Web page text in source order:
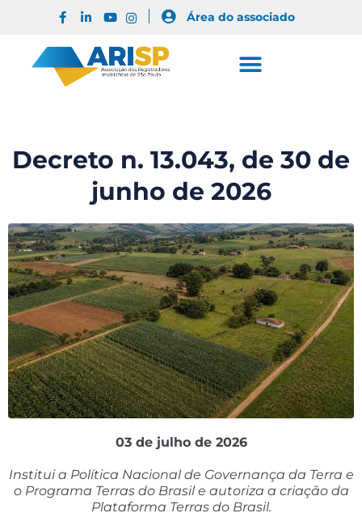
Área do associado
Decreto n. 13.043, de 30 de
junho de 2026
03 de julho de 2026
Institui a Política Nacional de Governança da Terra e
o Programa Terras do Brasil e autoriza a criação da
Plataforma Terras do Brasil.